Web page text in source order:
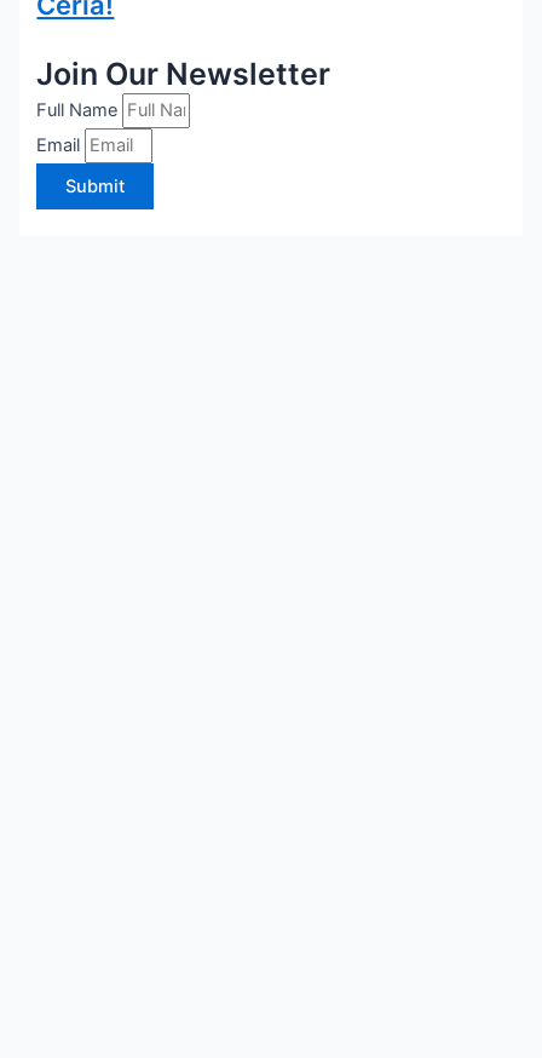
Join Our Newsletter
Full Name
Email
Submit